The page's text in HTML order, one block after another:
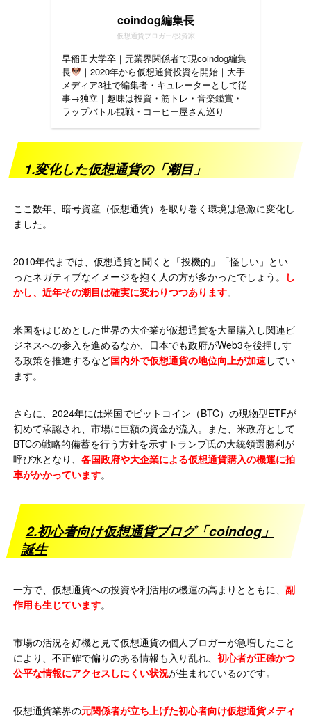
coindog編集長
仮想通貨ブロガー/投資家
早稲田大学卒｜元業界関係者で現coindog編集
長
｜2020年から仮想通貨投資を開始｜大手
メディア3社で編集者・キュレーターとして従
事→独立｜趣味は投資・筋トレ・音楽鑑賞・
ラップバトル観戦・コーヒー屋さん巡り
1.変化した仮想通貨の「潮目」
ここ数年、暗号資産（仮想通貨）を取り巻く環境は急激に変化し
ました。
2010年代までは、仮想通貨と聞くと「投機的」「怪しい」とい
ったネガティブなイメージを抱く人の方が多かったでしょう。 し
かし、近年その潮目は確実に変わりつつあります。
米国をはじめとした世界の大企業が仮想通貨を大量購入し関連ビ
ジネスへの参入を進めるなか、日本でも政府がWeb3を後押しす
る政策を推進するなど国内外で仮想通貨の地位向上が加速してい
ます。
さらに、2024年には米国でビットコイン（BTC）の現物型ETFが
初めて承認され、市場に巨額の資金が流入。また、米政府として
BTCの戦略的備蓄を行う方針を示すトランプ氏の大統領選勝利が
呼び水となり、各国政府や大企業による仮想通貨購入の機運に拍
車がかかっています。
2.初心者向け仮想通貨ブログ「coindog」
誕生
一方で、仮想通貨への投資や利活用の機運の高まりとともに、副
作用も生じています。
市場の活況を好機と見て仮想通貨の個人ブロガーが急増したこと
により、不正確で偏りのある情報も入り乱れ、初心者が正確かつ
公平な情報にアクセスしにくい状況が生まれているのです。
仮想通貨業界の元関係者が立ち上げた初心者向け仮想通貨メディ